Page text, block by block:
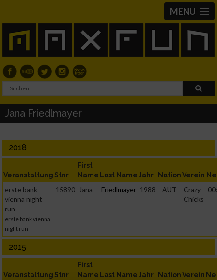
MENU
Jana Friedlmayer
2018
Veranstaltung Stnr
First
Name Last NameJahr NationVerein
erste bank
vienna night
run
erste bank vienna
night run
15890 Jana Friedlmayer 1988 AUT
Crazy
Chicks
2015
Veranstaltung Stnr
First
Name Last NameJahr NationVerein